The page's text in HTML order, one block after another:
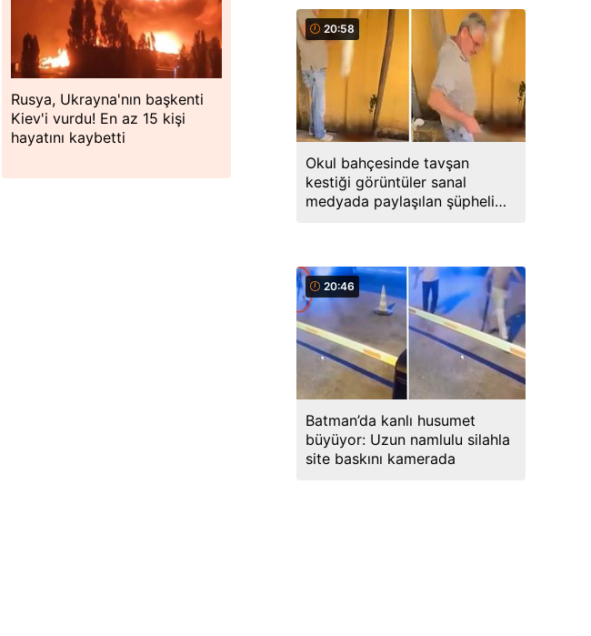
Rusya, Ukrayna'nın başkenti
Kiev'i vurdu! En az 15 kişi
hayatını kaybetti
20:58
Okul bahçesinde tavşan
kestiği görüntüler sanal
medyada paylaşılan şüpheli
20:46
Batman’da kanlı husumet
büyüyor: Uzun namlulu silahla
site baskını kamerada